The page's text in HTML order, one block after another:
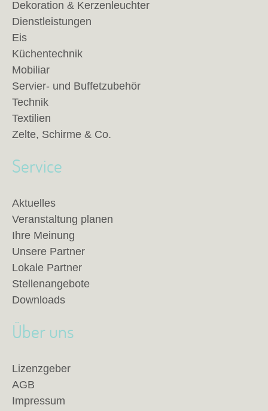
Dekoration & Kerzenleuchter
Dienstleistungen
Eis
Küchentechnik
Mobiliar
Servier- und Buffetzubehör
Technik
Textilien
Zelte, Schirme & Co.
Service
Aktuelles
Veranstaltung planen
Ihre Meinung
Unsere Partner
Lokale Partner
Stellenangebote
Downloads
Über uns
Lizenzgeber
AGB
Impressum